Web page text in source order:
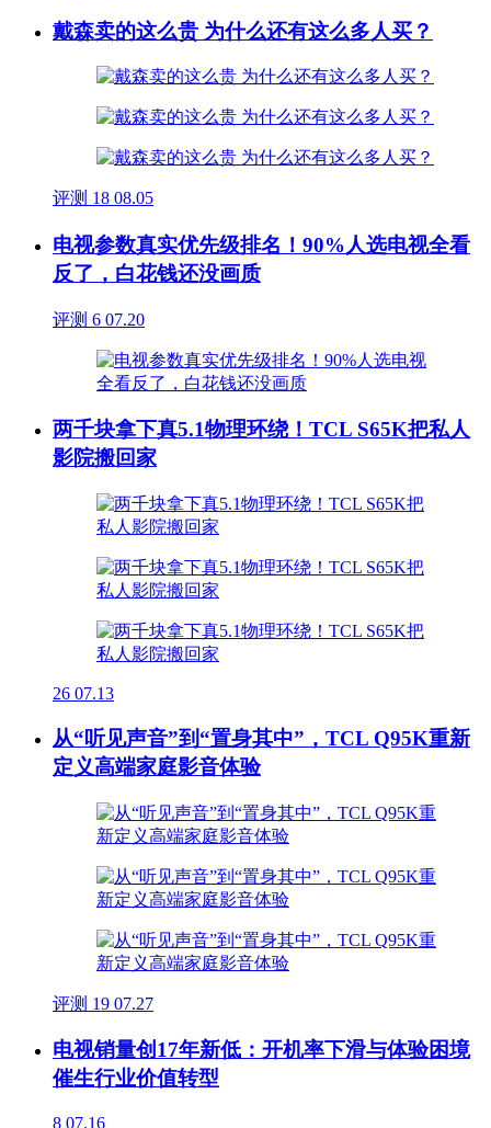
戴森卖的这么贵 为什么还有这么多人买？
评测 18 08.05
电视参数真实优先级排名！90%人选电视全看
反了，白花钱还没画质
评测 6 07.20
两千块拿下真5.1物理环绕！TCL S65K把私人
影院搬回家
26 07.13
从“听见声音”到“置身其中”，TCL Q95K重新
定义高端家庭影音体验
评测 19 07.27
电视销量创17年新低：开机率下滑与体验困境
催生行业价值转型
8 07.16